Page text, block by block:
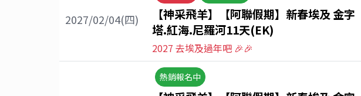
2027/02/04(四)
【神采飛羊】【阿聯假期】新春埃及 金字
塔.紅海.尼羅河11天(EK)
2027 去埃及過年吧 🎉🎉
熱銷報名中